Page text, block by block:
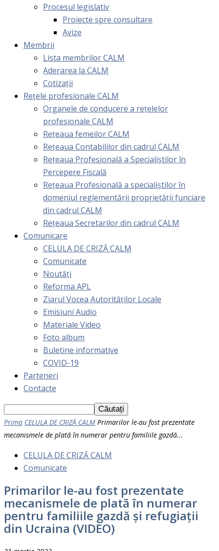
Procesul legislativ
Proiecte spre consultare
Avize
Membrii
Lista membrilor CALM
Aderarea la CALM
Cotizaţii
Rețele profesionale CALM
Organele de conducere a rețelelor
profesionale CALM
Rețeaua femeilor CALM
Rețeaua Contabililor din cadrul CALM
Rețeaua Profesională a Specialiștilor în
Percepere Fiscală
Reţeaua Profesională a specialiştilor în
domeniul reglementării proprietăţii funciare
din cadrul CALM
Rețeaua Secretarilor din cadrul CALM
Comunicare
CELULA DE CRIZĂ CALM
Comunicate
Noutăți
Reforma APL
Ziarul Vocea Autorităților Locale
Emisiuni Audio
Materiale Video
Foto album
Buletine informative
COVID-19
Parteneri
Contacte
Prima CELULA DE CRIZĂ CALM Primarilor le-au fost prezentate
mecanismele de plată în numerar pentru familiile gazdă...
CELULA DE CRIZĂ CALM
Comunicate
Primarilor le-au fost prezentate
mecanismele de plată în numerar
pentru familiile gazdă și refugiații
din Ucraina (VIDEO)